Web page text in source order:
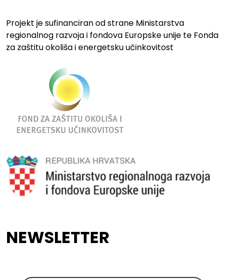
Projekt je sufinanciran od strane Ministarstva
regionalnog razvoja i fondova Europske unije te Fonda
za zaštitu okoliša i energetsku učinkovitost
NEWSLETTER